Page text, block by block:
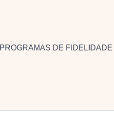
PROGRAMAS DE FIDELIDADE